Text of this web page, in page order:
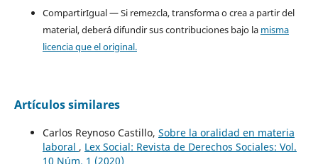
CompartirIgual — Si remezcla, transforma o crea a partir del
material, deberá difundir sus contribuciones bajo la misma
licencia que el original.
Artículos similares
Carlos Reynoso Castillo, Sobre la oralidad en materia
laboral , Lex Social: Revista de Derechos Sociales: Vol.
10 Núm. 1 (2020)